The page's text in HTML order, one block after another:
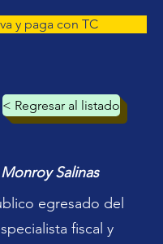
y paga con TC
< Regresar al listado
Salinas
egresado del
fiscal y